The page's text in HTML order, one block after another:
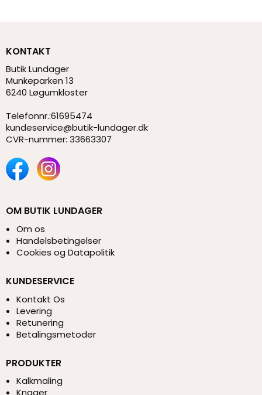
KONTAKT
Butik Lundager
Munkeparken 13
6240 Løgumkloster
Telefonnr.:61695474
kundeservice@butik-lundager.dk
CVR-nummer: 33663307
OM BUTIK LUNDAGER
Om os
Handelsbetingelser
Cookies og Datapolitik
KUNDESERVICE
Kontakt Os
Levering
Retunering
Betalingsmetoder
PRODUKTER
Kalkmaling
Knager